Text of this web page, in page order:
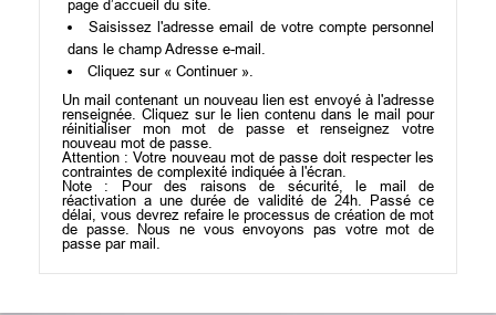
page d’accueil du site.
Saisissez l'adresse email de votre compte personnel
dans le champ Adresse e-mail.
Cliquez sur « Continuer ».
Un mail contenant un nouveau lien est envoyé à l'adresse
renseignée. Cliquez sur le lien contenu dans le mail pour
réinitialiser mon mot de passe et renseignez votre
nouveau mot de passe.
Attention : Votre nouveau mot de passe doit respecter les
contraintes de complexité indiquée à l'écran.
Note : Pour des raisons de sécurité, le mail de
réactivation a une durée de validité de 24h. Passé ce
délai, vous devrez refaire le processus de création de mot
de passe. Nous ne vous envoyons pas votre mot de
passe par mail.